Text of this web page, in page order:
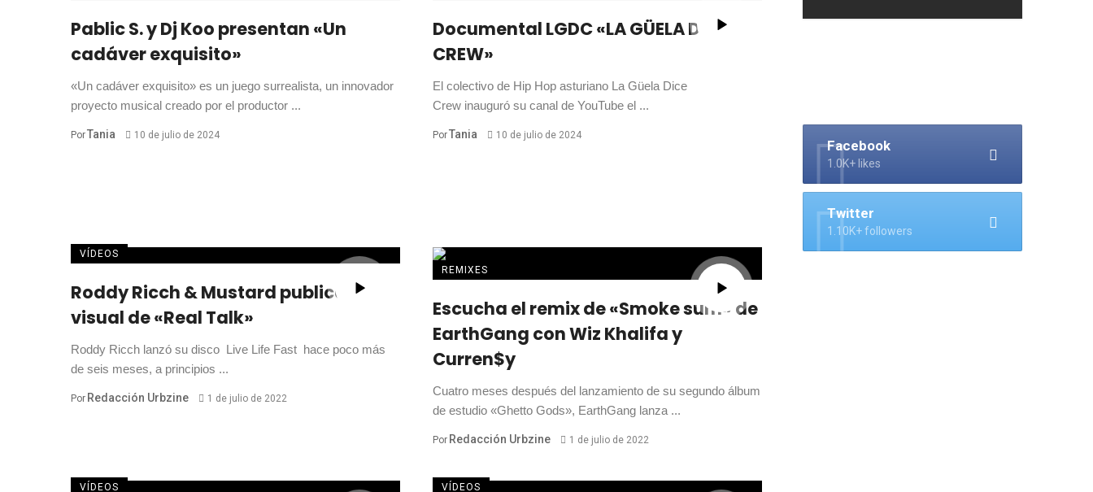
Pablic S. y Dj Koo presentan «Un
cadáver exquisito»
«Un cadáver exquisito» es un juego surrealista, un innovador
proyecto musical creado por el productor ...
PorTania 10 de julio de 2024
Documental LGDC «LA GÜELA DICE
CREW»
El colectivo de Hip Hop asturiano La Güela Dice
Crew inauguró su canal de YouTube el ...
PorTania 10 de julio de 2024
VÍDEOS
Roddy Ricch & Mustard publican el
visual de «Real Talk»
Roddy Ricch lanzó su disco Live Life Fast hace poco más
de seis meses, a principios ...
Por Redacción Urbzine 1 de julio de 2022
REMIXES
Escucha el remix de «Smoke sum» de
EarthGang con Wiz Khalifa y
Curren$y
Cuatro meses después del lanzamiento de su segundo álbum
de estudio «Ghetto Gods», EarthGang lanza ...
Por Redacción Urbzine 1 de julio de 2022
VÍDEOS VÍDEOS
Facebook
1.0K+ likes
Twitter
1.10K+ followers